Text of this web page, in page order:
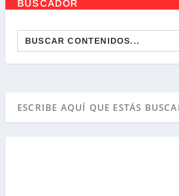
BUSCADOR
Buscar: